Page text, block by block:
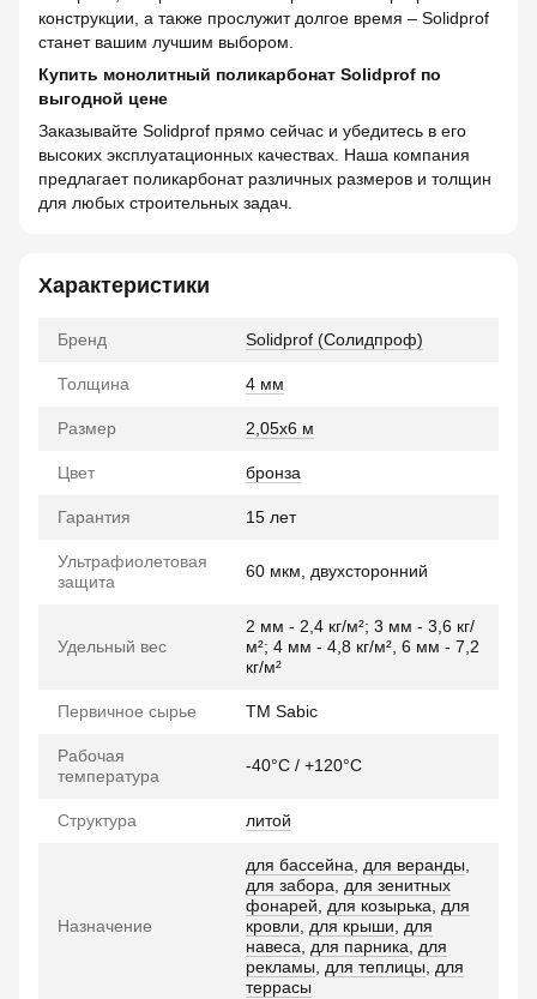
конструкции, а также прослужит долгое время – Solidprof
станет вашим лучшим выбором.
Купить монолитный поликарбонат Solidprof по
выгодной цене
Заказывайте Solidprof прямо сейчас и убедитесь в его
высоких эксплуатационных качествах. Наша компания
предлагает поликарбонат различных размеров и толщин
для любых строительных задач.
Характеристики
Бренд Solidprof (Солидпроф)
Толщина 4 мм
Размер 2,05x6 м
Цвет бронза
Гарантия 15 лет
Ультрафиолетовая
защита
60 мкм, двухсторонний
Удельный вес
2 мм - 2,4 кг/м²; 3 мм - 3,6 кг/
м²; 4 мм - 4,8 кг/м², 6 мм - 7,2
кг/м²
Первичное сырье TM Sabic
Рабочая
температура
-40°C / +120°C
Структура литой
Назначение
для бассейна для веранды
для забора
для зенитных
фонарей
для козырька
для
кровли
для крыши
для
навеса
для парника
для
рекламы
для теплицы
для
террасы